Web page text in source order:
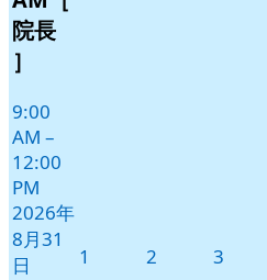
31
日
ベ
院長
］
9:00
AM –
12:00
PM
2026年
8月31
日
1 2 3